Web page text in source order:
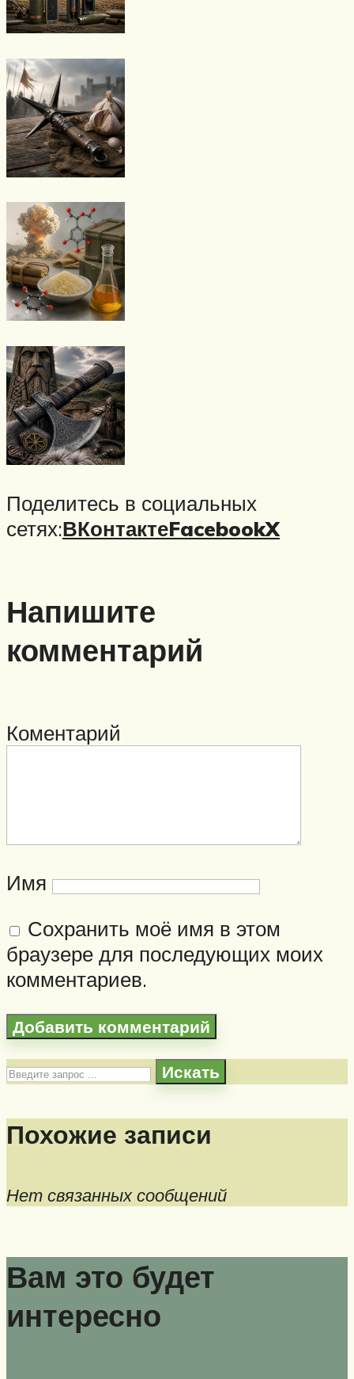
Поделитесь в социальных
сетях:ВКонтактеFacebookX
Напишите
комментарий
Коментарий
Имя
Сохранить моё имя в этом
браузере для последующих моих
комментариев.
Искать
Похожие записи
Нет связанных сообщений
Вам это будет
интересно